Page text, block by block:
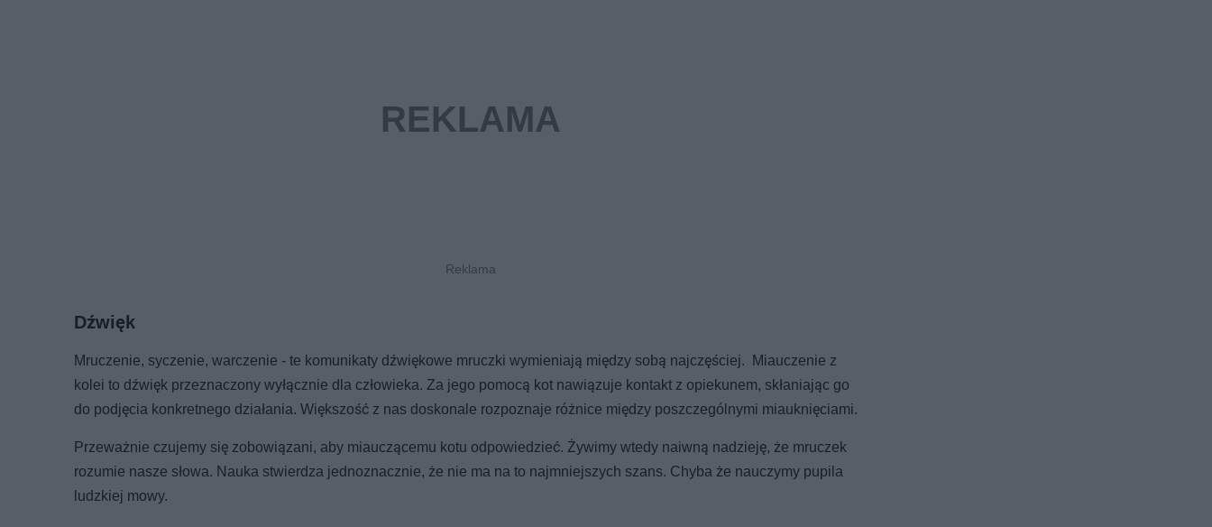
Dźwięk
Mruczenie, syczenie, warczenie - te komunikaty dźwiękowe mruczki wymieniają między sobą najczęściej. Miauczenie z
kolei to dźwięk przeznaczony wyłącznie dla człowieka. Za jego pomocą kot nawiązuje kontakt z opiekunem, skłaniając go
do podjęcia konkretnego działania. Większość z nas doskonale rozpoznaje różnice między poszczególnymi miauknięciami.
Przeważnie czujemy się zobowiązani, aby miauczącemu kotu odpowiedzieć. Żywimy wtedy naiwną nadzieję, że mruczek
rozumie nasze słowa. Nauka stwierdza jednoznacznie, że nie ma na to najmniejszych szans. Chyba że nauczymy pupila
ludzkiej mowy.